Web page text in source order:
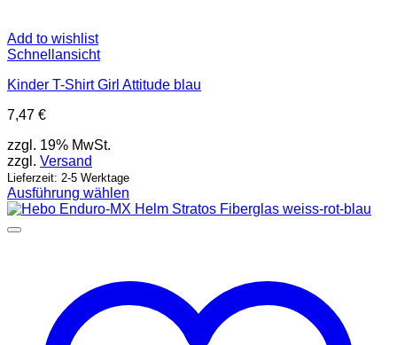
Add to wishlist
Schnellansicht
Kinder T-Shirt Girl Attitude blau
7,47 €
zzgl. 19% MwSt.
zzgl. Versand
Lieferzeit: 2-5 Werktage
Ausführung wählen
Dieses
Produkt
Optionen
können